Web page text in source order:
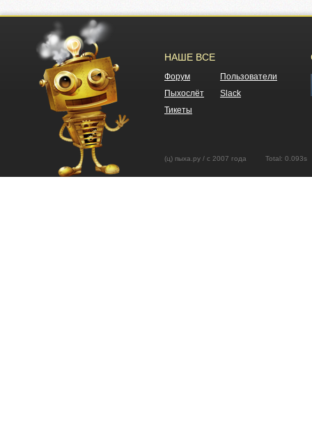
НАШЕ ВСЕ
Форум
Пользователи
Пыхослёт
Slack
Тикеты
(ц) пыха.ру / с 2007 года Total: